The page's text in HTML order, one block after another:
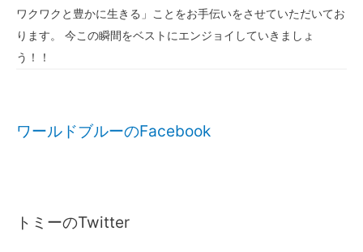
ワクワクと豊かに生きる」ことをお手伝いをさせていただいてお
ります。 今この瞬間をベストにエンジョイしていきましょ
う！！
ワールドブルーのFacebook
トミーのTwitter